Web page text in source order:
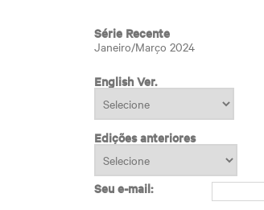
Série Recente
Janeiro/Março 2024
English Ver.
Edições anteriores
Seu e-mail: